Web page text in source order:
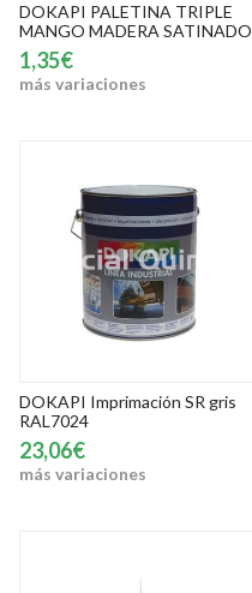
DOKAPI PALETINA TRIPLE
MANGO MADERA SATINADO
1,35€
más variaciones
DOKAPI Imprimación SR gris
RAL7024
23,06€
más variaciones